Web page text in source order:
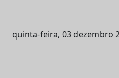
quinta-feira, 03 dezembro